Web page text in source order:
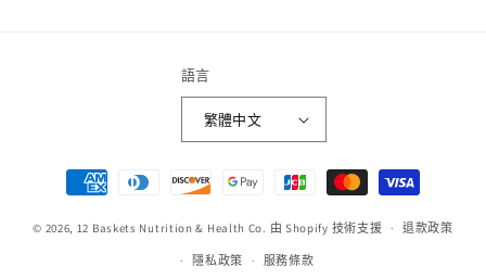
語言
繁體中文
付
款
方
© 2026, 12 Baskets Nutrition & Health Co. 由 Shopify 技術支援 退款政策
隱私政策 服務條款